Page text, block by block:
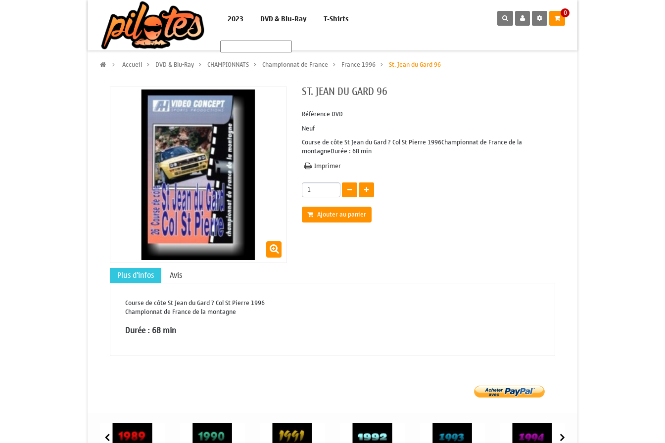
2023 DVD & Blu-Ray T-Shirts
0
> Accueil > DVD & Blu-Ray > CHAMPIONNATS > Championnat de France > France 1996 > St. Jean du Gard 96
ST. JEAN DU GARD 96
Référence DVD
Neuf
Course de côte St Jean du Gard ? Col St Pierre 1996Championnat de France de la
montagneDurée : 68 min
Imprimer
Ajouter au panier
Plus d'infos Avis
Course de côte St Jean du Gard ? Col St Pierre 1996
Championnat de France de la montagne
Durée : 68 min